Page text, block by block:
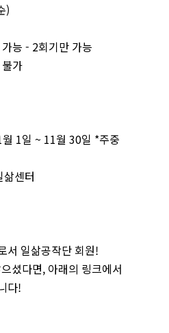
)
능 - 2회기만 가능
가
1일 ~ 11월 30일 *주중
센터
서 일삶공작단 회원!
셨다면, 아래의 링크에서
다!